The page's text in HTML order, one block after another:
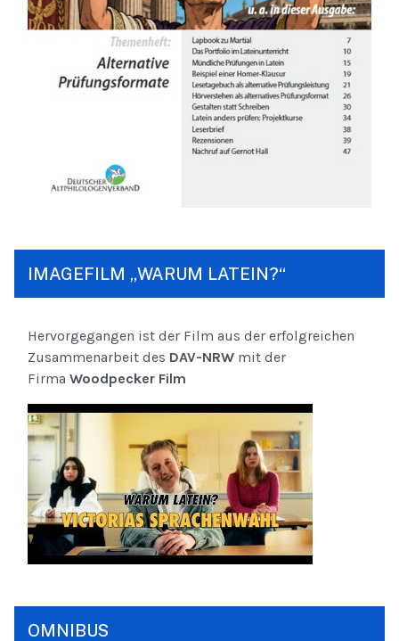
IMAGEFILM „WARUM LATEIN?“
Hervorgegangen ist der Film aus der erfolgreichen
Zusammenarbeit des DAV-NRW mit der
Firma Woodpecker Film
OMNIBUS